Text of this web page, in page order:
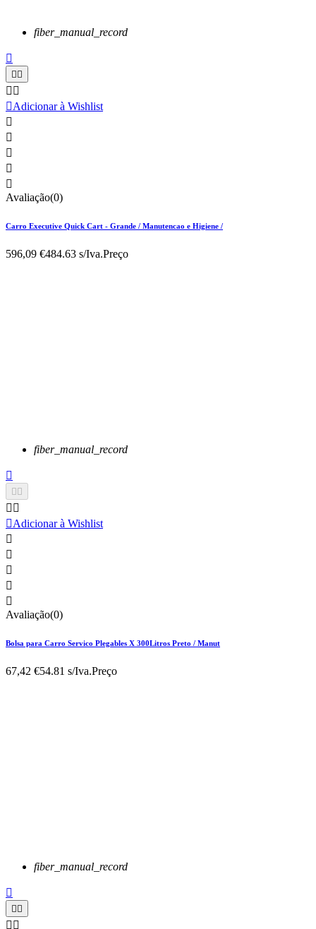
fiber_manual_record

 
 
Adicionar à Wishlist





Avaliação(0)
Carro Executive Quick Cart - Grande / Manutencao e Higiene /
596,09 €484.63 s/Iva.Preço
fiber_manual_record

 
 
Adicionar à Wishlist





Avaliação(0)
Bolsa para Carro Servico Plegables X 300Litros Preto / Manut
67,42 €54.81 s/Iva.Preço
fiber_manual_record

 
 